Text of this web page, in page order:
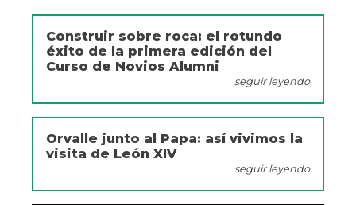
Construir sobre roca: el rotundo
éxito de la primera edición del
Curso de Novios Alumni
seguir leyendo
Orvalle junto al Papa: así vivimos la
visita de León XIV
seguir leyendo